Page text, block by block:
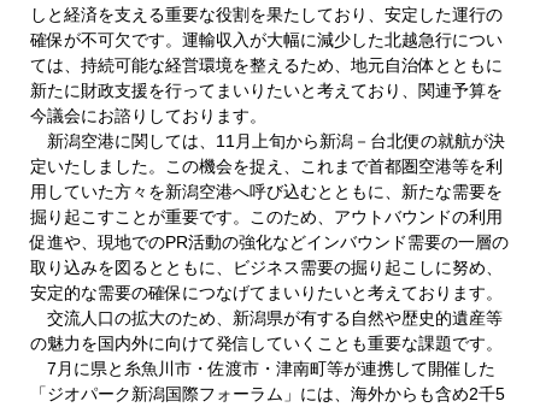
しと経済を支える重要な役割を果たしており、安定した運行の
確保が不可欠です。運輸収入が大幅に減少した北越急行につい
ては、持続可能な経営環境を整えるため、地元自治体とともに
新たに財政支援を行ってまいりたいと考えており、関連予算を
今議会にお諮りしております。
新潟空港に関しては、11月上旬から新潟－台北便の就航が決
定いたしました。この機会を捉え、これまで首都圏空港等を利
用していた方々を新潟空港へ呼び込むとともに、新たな需要を
掘り起こすことが重要です。このため、アウトバウンドの利用
促進や、現地でのPR活動の強化などインバウンド需要の一層の
取り込みを図るとともに、ビジネス需要の掘り起こしに努め、
安定的な需要の確保につなげてまいりたいと考えております。
交流人口の拡大のため、新潟県が有する自然や歴史的遺産等
の魅力を国内外に向けて発信していくことも重要な課題です。
7月に県と糸魚川市・佐渡市・津南町等が連携して開催した
「ジオパーク新潟国際フォーラム」には、海外からも含め2千5